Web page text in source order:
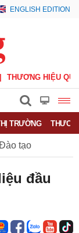
ENGLISH EDITION
THƯƠNG HIỆU
TRƯỜNG
tạo
đầu